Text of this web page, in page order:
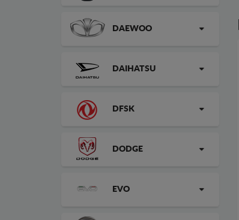
DAEWOO
DAIHATSU
DFSK
DODGE
EVO